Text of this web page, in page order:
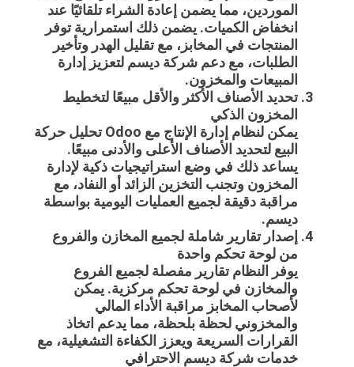
الموردين، مما يضمن إعادة الشراء تلقائيًا عند
انخفاض الكميات. يضمن ذلك استمرارية توفر
المنتجات في المخابز، مع تقليل الهدر وتأخير
الطلبات، مع دعم شركة ديسم لتعزيز إدارة
المبيعات والمخزون.
تحديد الأصناف الأكثر والأقل مبيعًا لتخطيط
المخزون الذكي
يمكن لنظام إدارة الإنتاج مع Odoo
تحليل حركة
البيع لتحديد الأصناف الأعلى والأدنى مبيعًا.
يساعد ذلك في وضع استراتيجيات ذكية لإدارة
المخزون وتجنب التخزين الزائد أو النفاد، مع
مراقبة دقيقة لجميع العمليات اليومية بواسطة
ديسم.
إصدار تقارير شاملة لجميع المخازن والفروع
من لوحة تحكم واحدة
يوفر النظام تقارير مفصلة لجميع الفروع
والمخازن في لوحة تحكم مركزية. يمكن
لأصحاب المخابز مراقبة الأداء المالي
والمخزوني لحظة بلحظة، مما يدعم اتخاذ
القرارات السريعة ويعزز الكفاءة التشغيلية، مع
خدمات شركة ديسم الاحترافي